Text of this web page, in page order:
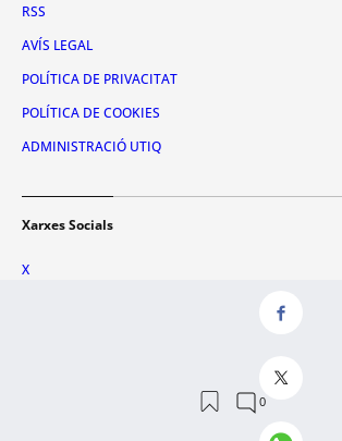
RSS
AVÍS LEGAL
POLÍTICA DE PRIVACITAT
POLÍTICA DE COOKIES
ADMINISTRACIÓ UTIQ
Xarxes Socials
X